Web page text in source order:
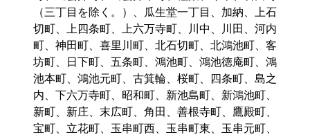
（三丁目を除く。）、瓜生堂一丁目、加納、上石
切町、上四条町、上六万寺町、川中、川田、河内
町、神田町、喜里川町、北石切町、北鴻池町、客
坊町、日下町、五条町、鴻池町、鴻池徳庵町、鴻
池本町、鴻池元町、古箕輪、桜町、四条町、島之
内、下六万寺町、昭和町、新池島町、新鴻池町、
新町、新庄、末広町、角田、善根寺町、鷹殿町、
宝町、立花町、玉串町西、玉串町東、玉串元町、